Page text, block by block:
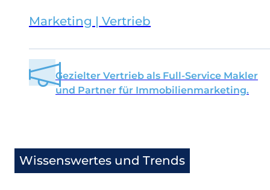
Marketing | Vertrieb
Gezielter Vertrieb als Full-Service Makler
und Partner für Immobilienmarketing.
Wissenswertes und Trends